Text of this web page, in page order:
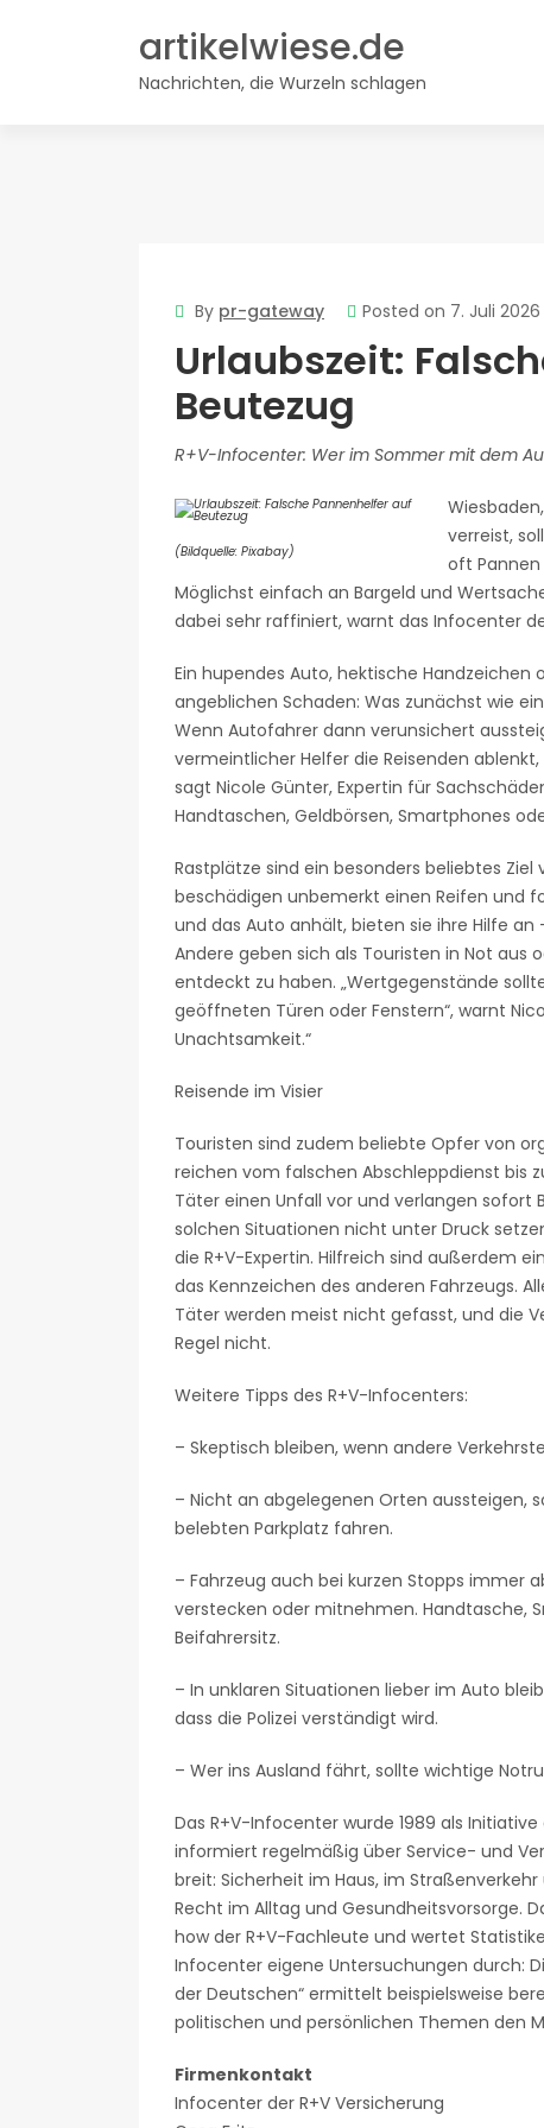
artikelwiese.de
Nachrichten, die Wurzeln schlagen
By pr-gateway Posted on 7. Juli 2026
Urlaubszeit:
Beutezug
R+V-Infocenter: Wer im Sommer mit dem
(Bildquelle: Pixabay)
verreist,
oft Pannen
Möglichst einfach an Bargeld und
dabei sehr raffiniert, warnt das Infocenter
Ein hupendes Auto, hektische
angeblichen Schaden: Was zunächst wie
Wenn Autofahrer dann verunsichert
vermeintlicher Helfer die Reisenden
sagt Nicole Günter, Expertin für
Handtaschen, Geldbörsen, Smartphones
Rastplätze sind ein besonders beliebtes Ziel
beschädigen unbemerkt einen Reifen und
und das Auto anhält, bieten sie ihre Hilfe
Andere geben sich als Touristen in Not
entdeckt zu haben. „Wertgegenstände
geöffneten Türen oder Fenstern“, warnt
Unachtsamkeit.“
Reisende im Visier
Touristen sind zudem beliebte Opfer von
reichen vom falschen Abschleppdienst bis
Täter einen Unfall vor und verlangen sofort
solchen Situationen nicht unter Druck
die R+V-Expertin. Hilfreich sind außerdem
das Kennzeichen des anderen Fahrzeugs.
Täter werden meist nicht gefasst, und die
Regel nicht.
Weitere Tipps des R+V-Infocenters:
– Skeptisch bleiben, wenn andere
– Nicht an abgelegenen Orten aussteigen,
belebten Parkplatz fahren.
– Fahrzeug auch bei kurzen Stopps immer
verstecken oder mitnehmen. Handtasche,
Beifahrersitz.
– In unklaren Situationen lieber im Auto
dass die Polizei verständigt wird.
– Wer ins Ausland fährt, sollte wichtige
Das R+V-Infocenter wurde 1989 als
informiert regelmäßig über Service- und
breit: Sicherheit im Haus, im
Recht im Alltag und Gesundheitsvorsorge.
how der R+V-Fachleute und wertet
Infocenter eigene Untersuchungen durch:
der Deutschen“ ermittelt beispielsweise
politischen und persönlichen Themen den
Firmenkontakt
Infocenter der R+V Versicherung